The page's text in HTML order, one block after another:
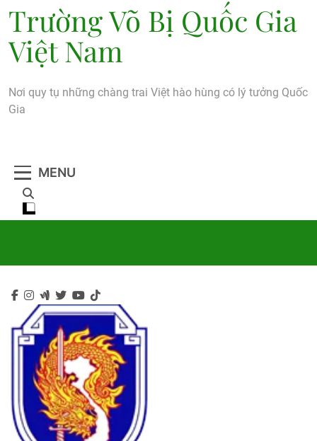
Trường Võ Bị Quốc Gia
Việt Nam
Nơi quy tụ những chàng trai Việt hào hùng có lý tưởng Quốc
Gia
MENU